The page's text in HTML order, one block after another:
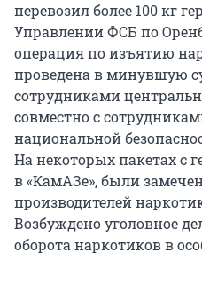
перевозил более 100 кг
Управлении ФСБ по
операция по изъятию
проведена в минувшую
сотрудниками
совместно с
национальной
На некоторых пакетах с
в «КамАЗе», были
производителей
Возбуждено уголовное
оборота наркотиков в